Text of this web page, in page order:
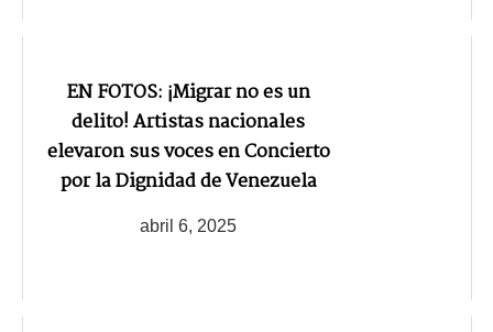
EN FOTOS: ¡Migrar no es un
delito! Artistas nacionales
elevaron sus voces en Concierto
por la Dignidad de Venezuela
abril 6, 2025